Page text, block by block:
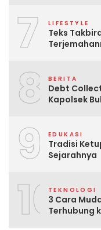
7 LIFESTYLE
Teks
8 BERITA
Debt
Kapolsek
9 EDUKASI
Tradisi
Sejarahnya
10TEKNOLOGI
3 Cara
Terhubung